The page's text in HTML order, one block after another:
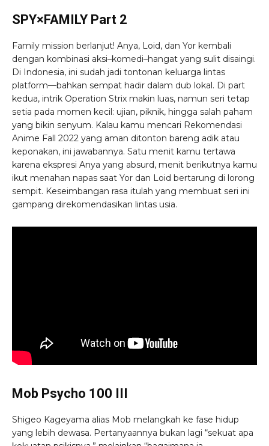
SPY×FAMILY Part 2
Family mission berlanjut! Anya, Loid, dan Yor kembali
dengan kombinasi aksi–komedi–hangat yang sulit disaingi.
Di Indonesia, ini sudah jadi tontonan keluarga lintas
platform—bahkan sempat hadir dalam dub lokal. Di part
kedua, intrik Operation Strix makin luas, namun seri tetap
setia pada momen kecil: ujian, piknik, hingga salah paham
yang bikin senyum. Kalau kamu mencari Rekomendasi
Anime Fall 2022 yang aman ditonton bareng adik atau
keponakan, ini jawabannya. Satu menit kamu tertawa
karena ekspresi Anya yang absurd, menit berikutnya kamu
ikut menahan napas saat Yor dan Loid bertarung di lorong
sempit. Keseimbangan rasa itulah yang membuat seri ini
gampang direkomendasikan lintas usia.
Mob Psycho 100 III
Shigeo Kageyama alias Mob melangkah ke fase hidup
yang lebih dewasa. Pertanyaannya bukan lagi “sekuat apa